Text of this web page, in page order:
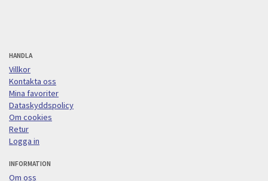
HANDLA
Villkor
Kontakta oss
Mina favoriter
Dataskyddspolicy
Om cookies
Retur
Logga in
INFORMATION
Om oss